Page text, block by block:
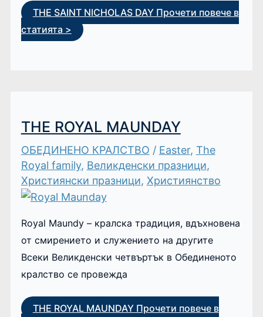
THE SAINT NICHOLAS DAYПрочети повече в
статията >
THE ROYAL MAUNDAY
ОБЕДИНЕНО КРАЛСТВО / Easter, The
Royal family, Великденски празници,
Християнски празници, Християнство
Royal Maundy – кралска традиция, вдъхновена
от смирението и служението на другите
Всеки Великденски четвъртък в Обединеното
кралство се провежда
THE ROYAL MAUNDAYПрочети повече в